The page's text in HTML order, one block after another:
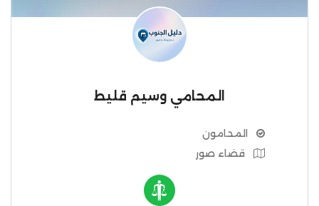
المحامي وسيم قليط
المحامون
قضاء صور